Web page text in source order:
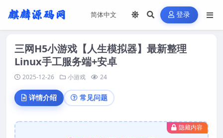
登录
三网H5小游戏【人生模拟器】最新整理
Linux手工服务端+安卓
2025-12-26 小游戏 24
详情介绍 常见问题
隐藏内容